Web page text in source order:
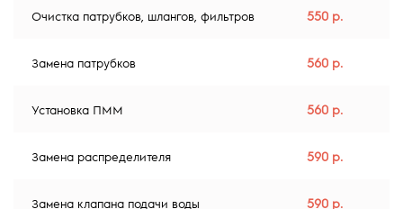
Очистка патрубков, шлангов, фильтров 550 р.
Замена патрубков 560 р.
Установка ПММ 560 р.
Замена распределителя 590 р.
Замена клапана подачи воды 590 р.